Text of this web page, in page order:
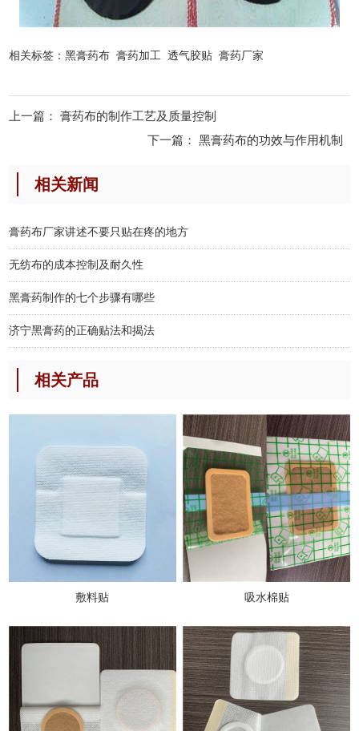
相关标签： 黑膏药布 膏药加工 透气胶贴 膏药厂家
上一篇： 膏药布的制作工艺及质量控制
下一篇：黑膏药布的功效与作用机制
相关新闻
膏药布厂家讲述不要只贴在疼的地方
无纺布的成本控制及耐久性
黑膏药制作的七个步骤有哪些
济宁黑膏药的正确贴法和揭法
相关产品
敷料贴 吸水棉贴